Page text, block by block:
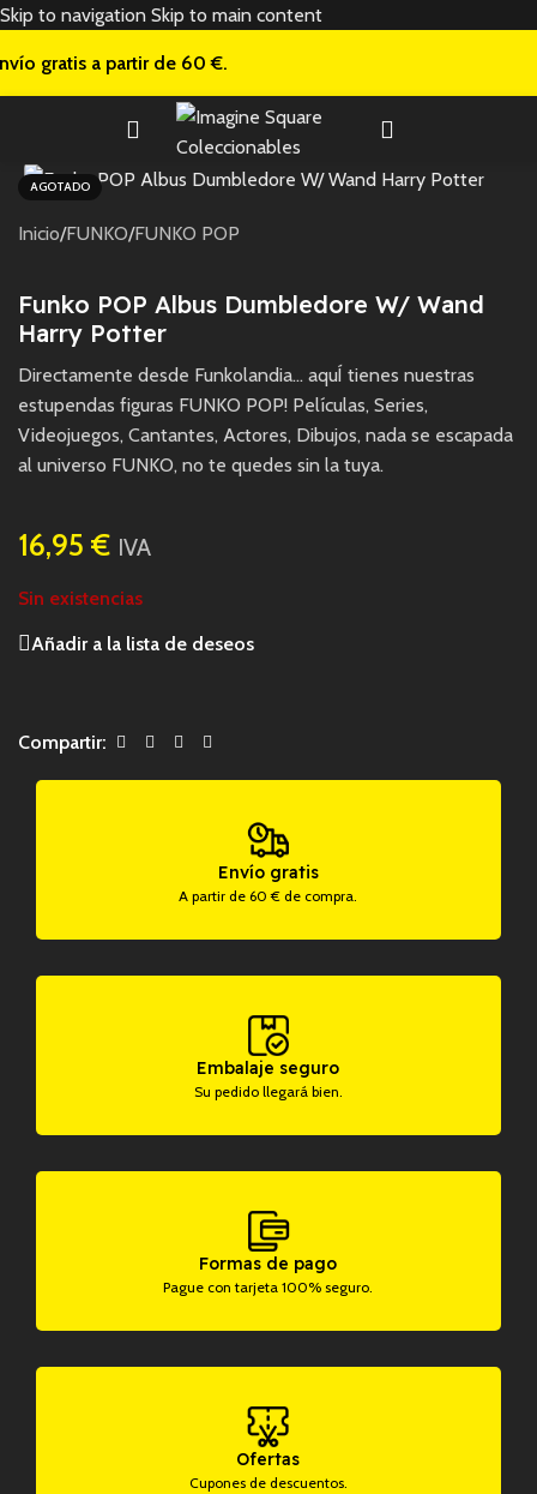
Skip to navigation Skip to main content
gratis a partir de 60 €.
AGOTADO
Inicio/FUNKO/FUNKO POP
Funko POP Albus Dumbledore W/ Wand
Harry Potter
Directamente desde Funkolandia… aquÍ tienes nuestras
estupendas figuras FUNKO POP! Películas, Series,
Videojuegos, Cantantes, Actores, Dibujos, nada se escapada
al universo FUNKO, no te quedes sin la tuya.
16,95 € IVA
Sin existencias
Añadir a la lista de deseos
Compartir:
Envío gratis
A partir de 60 € de compra.
Embalaje seguro
Su pedido llegará bien.
Formas de pago
Pague con tarjeta 100% seguro.
Ofertas
Cupones de descuentos.